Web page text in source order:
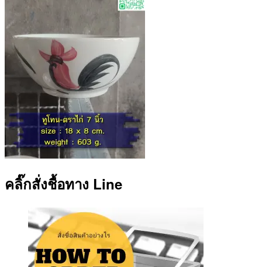
คลิ๊กสั่งชื้อทาง Line